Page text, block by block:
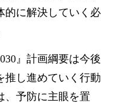
的に解決していく必
』計画綱要は今後
推し進めていく行動
、予防に主眼を置